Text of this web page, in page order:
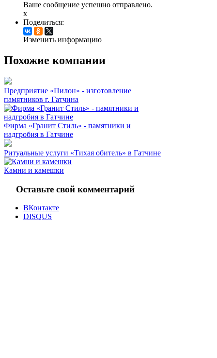
Ваше сообщение успешно отправлено.
x
Поделиться:
Изменить информацию
Похожие компании
Предприятие «Пилон» - изготовление
памятников г. Гатчина
Фирма «Гранит Стиль» - памятники и
надгробия в Гатчине
Ритуальные услуги «Тихая обитель» в Гатчине
Камни и камешки
Оставьте свой комментарий
ВКонтакте
DISQUS